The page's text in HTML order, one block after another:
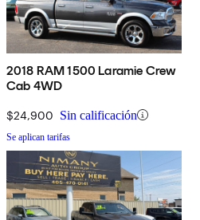
2018 RAM 1500 Laramie Crew
Cab 4WD
$24,900 Sin calificación
Se aplican tarifas